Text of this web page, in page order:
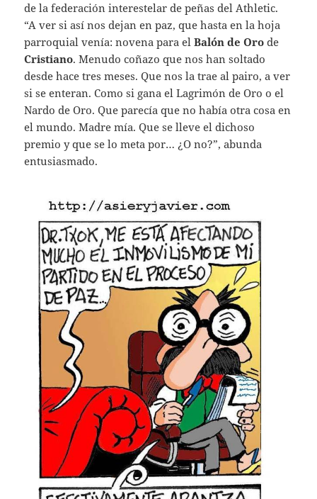
de la federación interestelar de peñas del Athletic.
“A ver si así nos dejan en paz, que hasta en la hoja
parroquial venía: novena para elBalón de Oro de
Cristiano. Menudo coñazo que nos han soltado
desde hace tres meses. Que nos la trae al pairo, a ver
si se enteran. Como si gana el Lagrimón de Oro o el
Nardo de Oro. Que parecía que no había otra cosa en
el mundo. Madre mía. Que se lleve el dichoso
premio y que se lo meta por… ¿O no?”, abunda
entusiasmado.